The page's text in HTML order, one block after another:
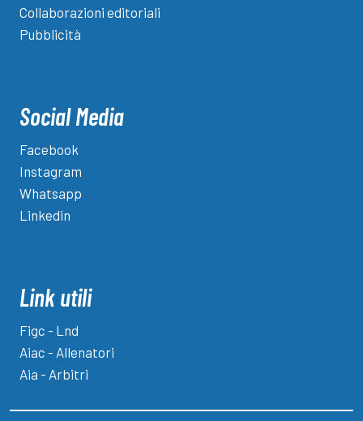
Collaborazioni editoriali
Pubblicità
Social Media
Facebook
Instagram
Whatsapp
Linkedin
Link utili
Figc - Lnd
Aiac - Allenatori
Aia - Arbitri